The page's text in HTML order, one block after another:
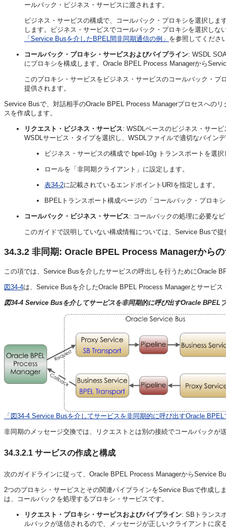
ールバック・ビジネス・サービスに渡されます。
ビジネス・サービスの構成で、コールバック・プロキシを選択し
します。ビジネス・サービスでコールバック・プロキシを選択しな
「Service Busを介したBPEL間非同期通信の例」 を参照してくださ
コールバック・プロキシ・サービスおよびパイプライン: WSDL
にプロキシを構成します。Oracle BPEL Process Managerから
このプロキシ・サービスをビジネス・サービスのコールバック・
提供されます。
Service Busで、対話相手のOracle BPEL Process Managerプロセスへの
スを作成します。
リクエスト・ビジネス・サービス: WSDLベースのビジネス・サー
WSDLサービス・タイプを選択し、WSDLファイルで適切なバイン
ビジネス・サービスの構成で bpel-10g トランスポートを選択
ロールを「非同期クライアント」に設定します。
表34-2に記載されているエンドポイントURIを指定します。
BPELトランスポート構成ページの「コールバック・プロキ
コールバック・ビジネス・サービス: コールバックの処理に必要な
このガイドで説明していない構成情報については、Service Busで
34.3.2 非同期: Oracle BPEL Process Managerから
この項では、Service Busを介したサービスの呼出しを行うためにOracle
図34-4は、Service Busを介したOracle BPEL Process Managerとサービ
図34-4 Service Busを介してサービスを非同期的に呼び出すOracle BPEL
「図34-4 Service Busを介してサービスを非同期的に呼び出すOracle
非同期のメッセージ交換では、リクエストとは別の接続でコールバックが
34.3.2.1 サービスの作成と構成
次のガイドラインに従って、Oracle BPEL Process ManagerからService
2つのプロキシ・サービスとその関連パイプラインをService Busで作成
は、コールバックを処理するプロキシ・サービスです。
リクエスト・プロキシ・サービスおよびパイプライン: SBトランス
ルバックが送信されるので、メッセージが正しいクライアントに